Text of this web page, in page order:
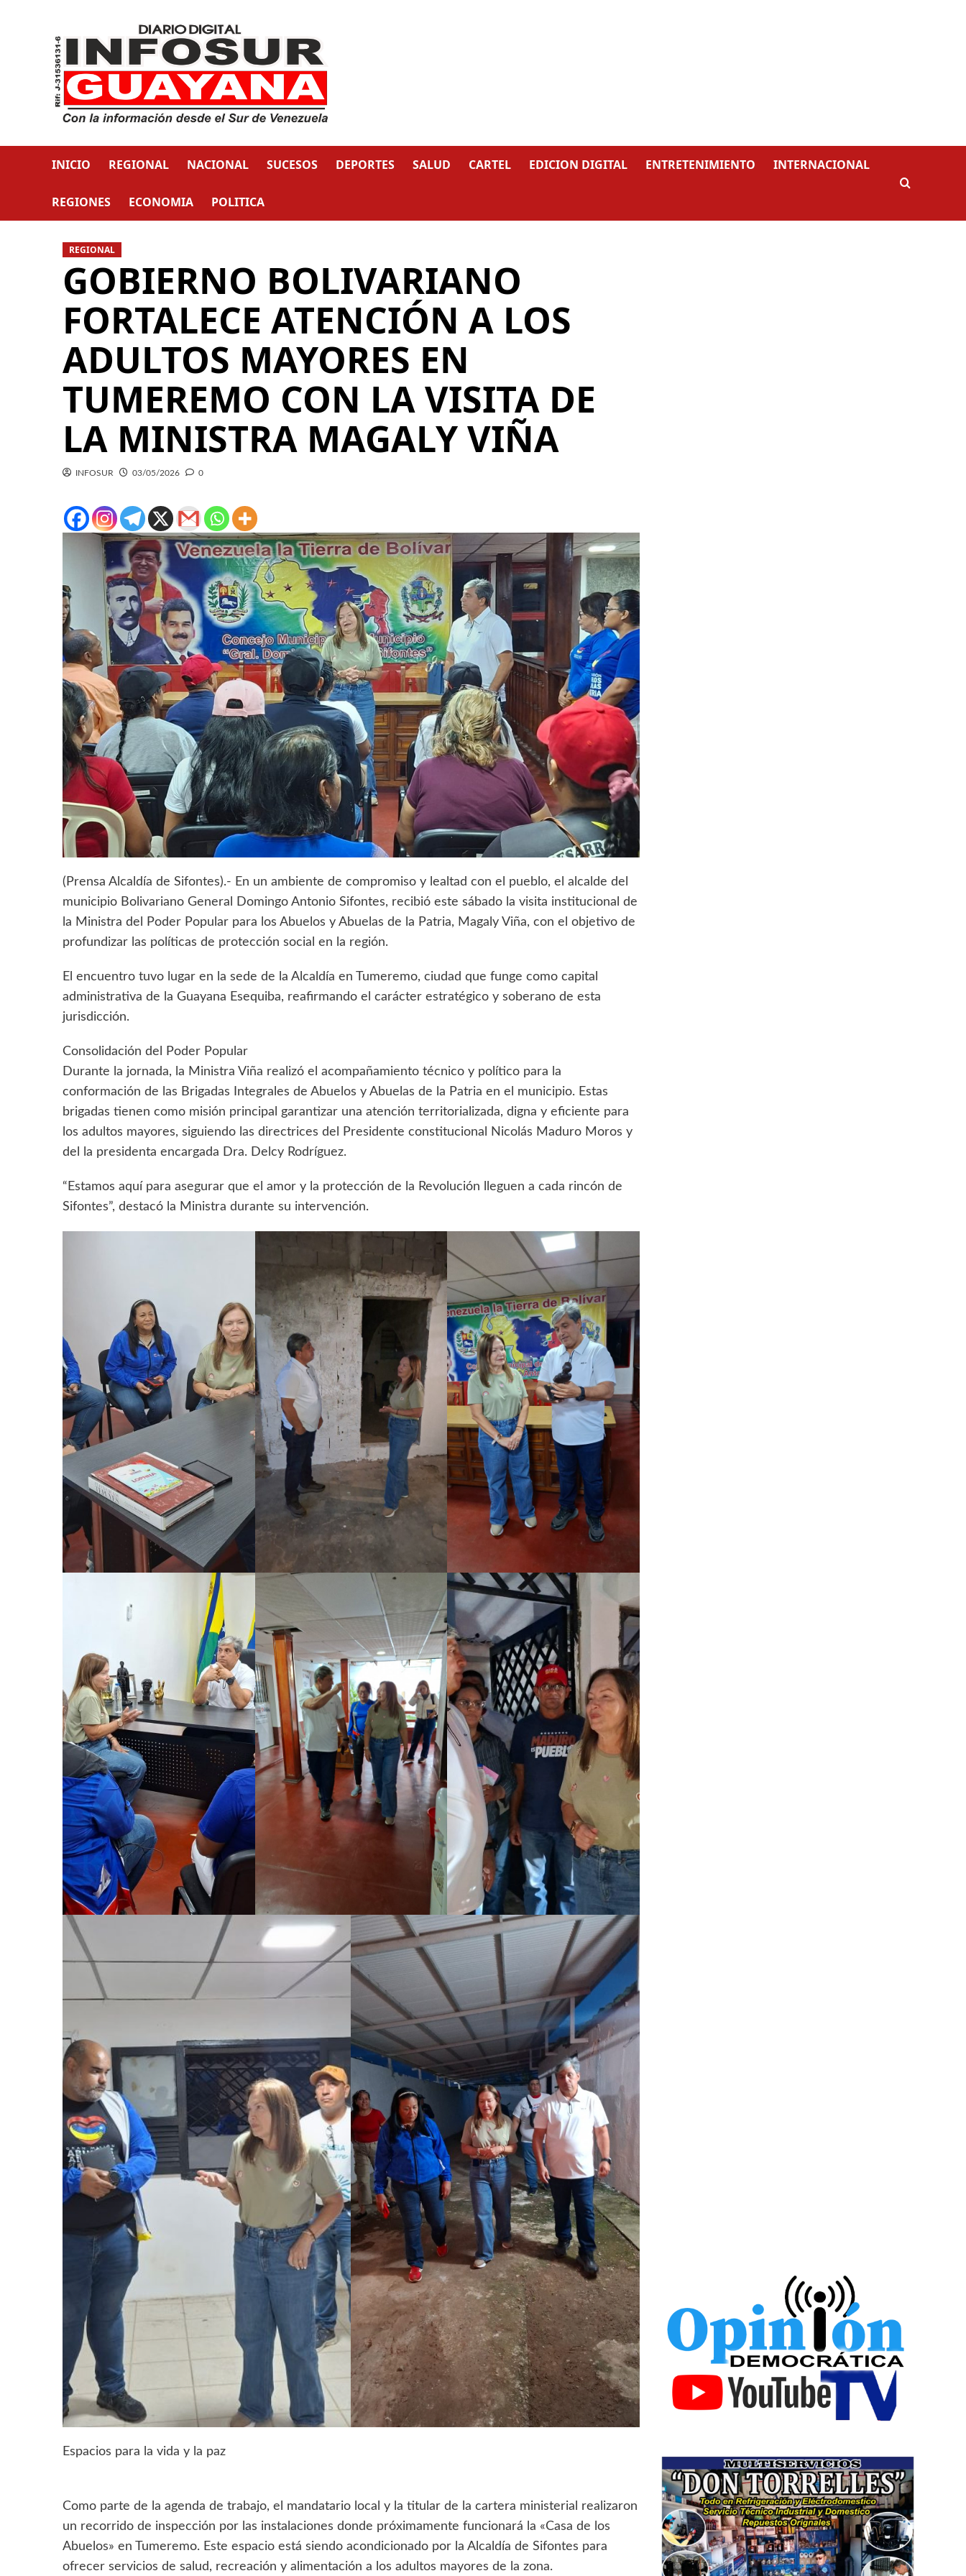
INICIO REGIONAL NACIONAL SUCESOS DEPORTES SALUD CARTEL EDICION DIGITAL ENTRETENIMIENTO INTERNACIONAL
REGIONES ECONOMIA POLITICA
REGIONAL
GOBIERNO BOLIVARIANO
FORTALECE ATENCIÓN A LOS
ADULTOS MAYORES EN
TUMEREMO CON LA VISITA DE
LA MINISTRA MAGALY VIÑA
INFOSUR 03/05/2026 0
(Prensa Alcaldía de Sifontes).- En un ambiente de compromiso y lealtad con el pueblo, el alcalde del
municipio Bolivariano General Domingo Antonio Sifontes, recibió este sábado la visita institucional de
la Ministra del Poder Popular para los Abuelos y Abuelas de la Patria, Magaly Viña, con el objetivo de
profundizar las políticas de protección social en la región.
El encuentro tuvo lugar en la sede de la Alcaldía en Tumeremo, ciudad que funge como capital
administrativa de la Guayana Esequiba, reafirmando el carácter estratégico y soberano de esta
jurisdicción.
Consolidación del Poder Popular
Durante la jornada, la Ministra Viña realizó el acompañamiento técnico y político para la
conformación de las Brigadas Integrales de Abuelos y Abuelas de la Patria en el municipio. Estas
brigadas tienen como misión principal garantizar una atención territorializada, digna y eficiente para
los adultos mayores, siguiendo las directrices del Presidente constitucional Nicolás Maduro Moros y
del la presidenta encargada Dra. Delcy Rodríguez.
“Estamos aquí para asegurar que el amor y la protección de la Revolución lleguen a cada rincón de
Sifontes”, destacó la Ministra durante su intervención.
Espacios para la vida y la paz
Como parte de la agenda de trabajo, el mandatario local y la titular de la cartera ministerial realizaron
un recorrido de inspección por las instalaciones donde próximamente funcionará la «Casa de los
Abuelos» en Tumeremo. Este espacio está siendo acondicionado por la Alcaldía de Sifontes para
ofrecer servicios de salud, recreación y alimentación a los adultos mayores de la zona.